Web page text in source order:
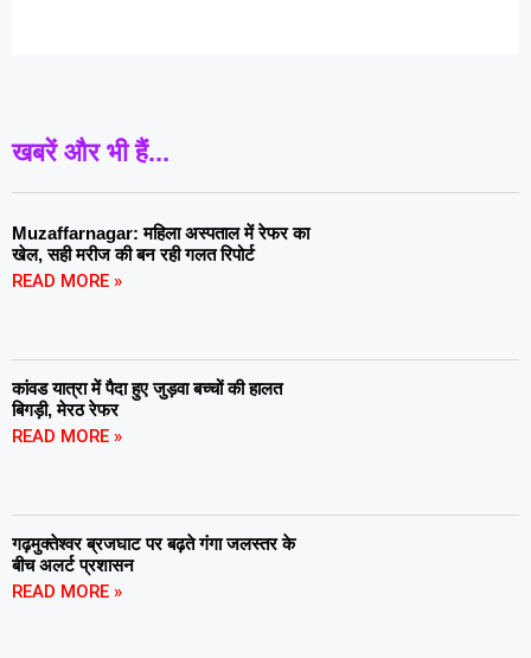
खबरें और भी हैं...
Muzaffarnagar: महिला अस्पताल में रेफर का
खेल, सही मरीज की बन रही गलत रिपोर्ट
READ MORE »
कांवड यात्रा में पैदा हुए जुड़वा बच्चों की हालत
बिगड़ी, मेरठ रेफर
READ MORE »
गढ़मुक्तेश्वर ब्रजघाट पर बढ़ते गंगा जलस्तर के
बीच अलर्ट प्रशासन
READ MORE »